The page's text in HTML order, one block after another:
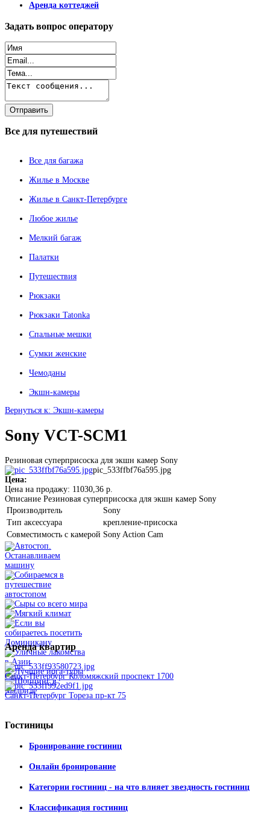
Аренда коттеджей
Задать вопрос оператору
Все для путешествий
Все для багажа
Жилье в Москве
Жилье в Санкт-Петербурге
Любое жилье
Мелкий багаж
Палатки
Путешествия
Рюкзаки
Рюкзаки Tatonka
Спальные мешки
Сумки женские
Чемоданы
Экшн-камеры
Вернуться к: Экшн-камеры
Sony VCT-SCM1
Резиновая суперприсоска для экшн камер Sony
pic_533ffbf76a595.jpg
Цена:
Цена на продажу: 11030,36 р.
Описание Резиновая суперприсоска для экшн камер Sony
Производитель
Sony
Тип аксессуара
крепление-присоска
Совместимость с камерой Sony Action Cam
Арендаквартир
Санкт-Петербург Коломяжский проспект 1700
Санкт-Петербург Тореза пр-кт 75
Гостиницы
Бронирование гостиниц
Онлайн бронирование
Категории гостиниц - на что влияет звездность гостиниц
Классификация гостиниц